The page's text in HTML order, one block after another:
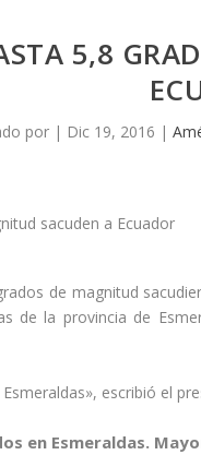
5,8
por | Dic 19, 2016 |
de magnitud
de la provincia de
escribió el
en Esmeraldas.